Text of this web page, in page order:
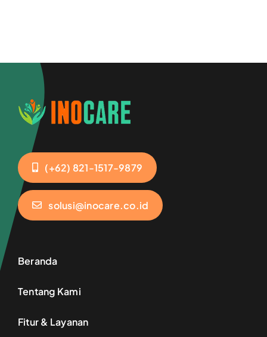
(+62) 821-1517-9879
solusi@inocare.co.id
Beranda
Tentang Kami
Fitur & Layanan